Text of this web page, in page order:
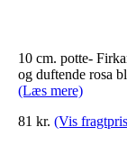
10 cm. potte-
og duftende rosa
(Læs mere)
81 kr. (Vis